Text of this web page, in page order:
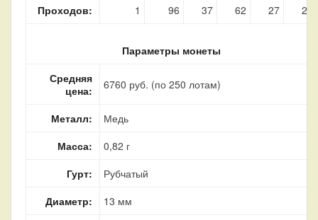
Проходов:
1 96 37 62 27 23
Параметры монеты
Средняя
цена:
6760 руб. (по 250 лотам)
Металл:
Медь
Масса:
0,82 г
Гурт:
Рубчатый
Диаметр:
13 мм